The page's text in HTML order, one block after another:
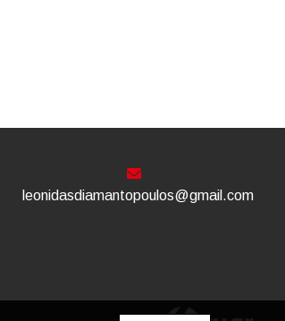
leonidasdiamantopoulos@gmail.com